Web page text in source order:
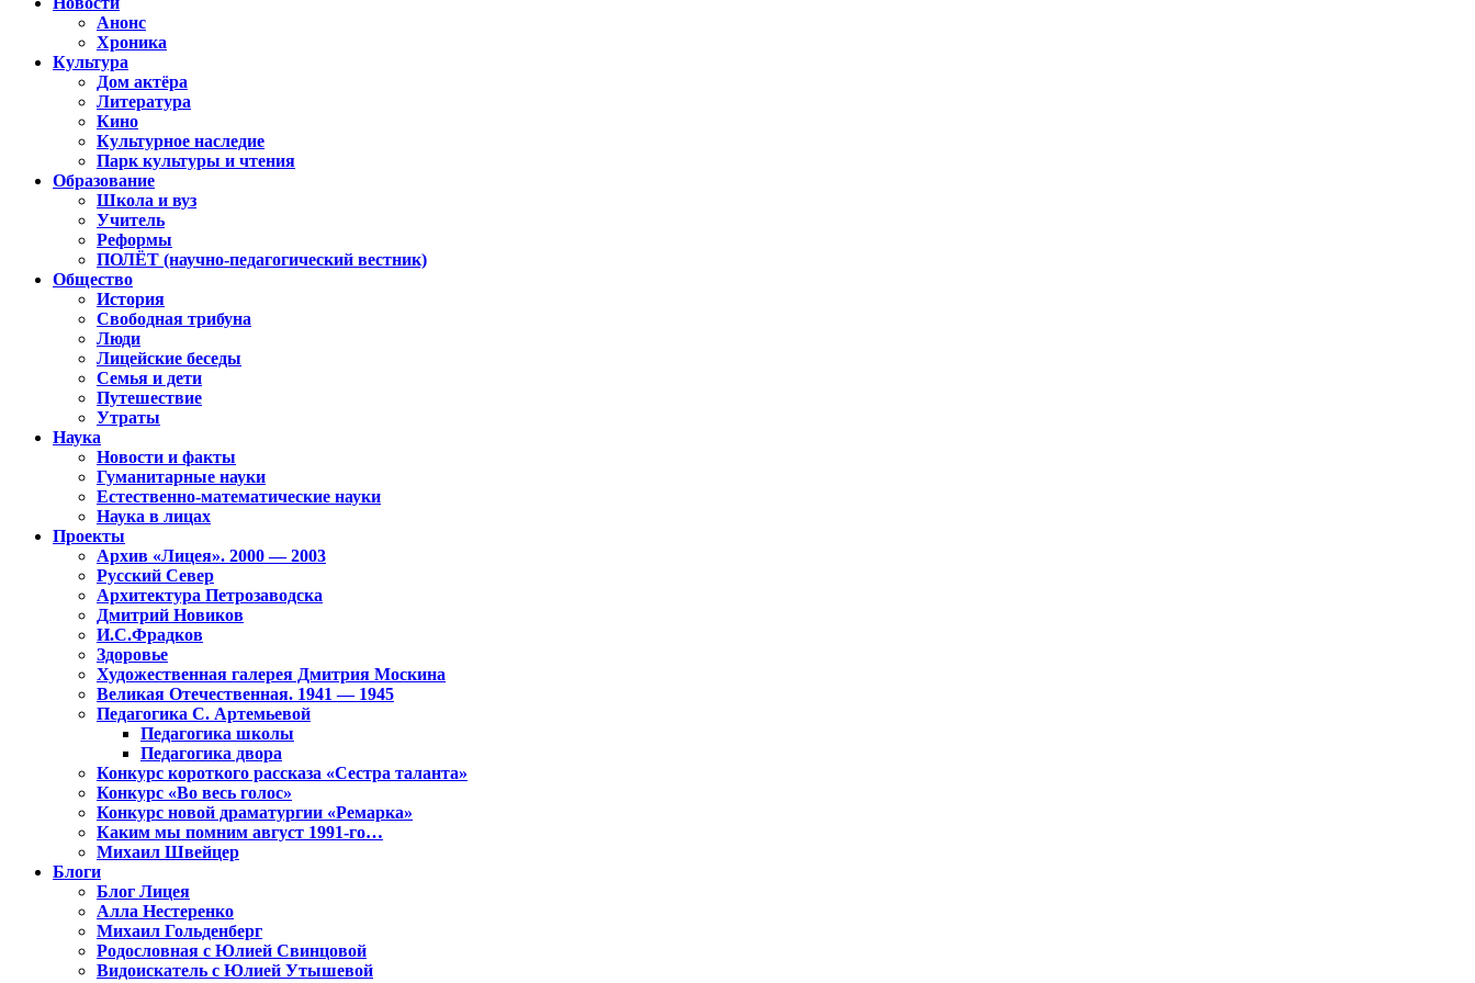
Анонс
Хроника
Культура
Дом актёра
Литература
Кино
Культурное наследие
Парк культуры и чтения
Образование
Школа и вуз
Учитель
Реформы
ПОЛЁТ (научно-педагогический вестник)
Общество
История
Свободная трибуна
Люди
Лицейские беседы
Семья и дети
Путешествие
Утраты
Наука
Новости и факты
Гуманитарные науки
Естественно-математические науки
Наука в лицах
Проекты
Архив «Лицея». 2000 — 2003
Русский Север
Архитектура Петрозаводска
Дмитрий Новиков
И.С.Фрадков
Здоровье
Художественная галерея Дмитрия Москина
Великая Отечественная. 1941 — 1945
Педагогика С. Артемьевой
Педагогика школы
Педагогика двора
Конкурс короткого рассказа «Сестра таланта»
Конкурс «Во весь голос»
Конкурс новой драматургии «Ремарка»
Каким мы помним август 1991-го…
Михаил Швейцер
Блоги
Блог Лицея
Алла Нестеренко
Михаил Гольденберг
Родословная с Юлией Свинцовой
Видоискатель с Юлией Утышевой